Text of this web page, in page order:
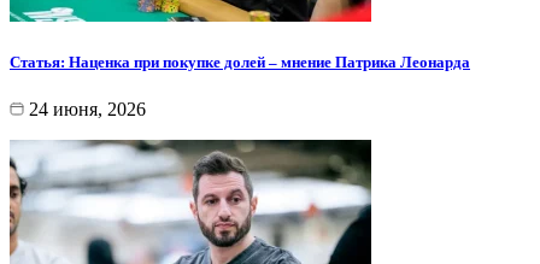
Статья: Наценка при покупке долей – мнение Патрика Леонарда
24 июня, 2026